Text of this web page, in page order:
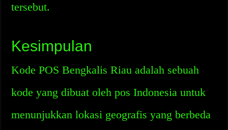
tersebut.
Kesimpulan
Kode POS Bengkalis Riau adalah sebuah
kode yang dibuat oleh pos Indonesia untuk
menunjukkan lokasi geografis yang berbeda